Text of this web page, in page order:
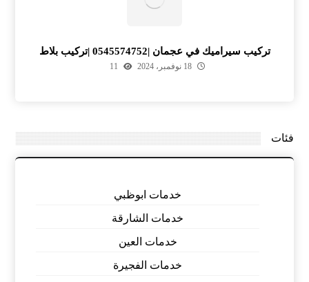
تركيب سيراميك في عجمان |0545574752 |تركيب بلاط
18 نوفمبر، 2024 11
فئات
خدمات ابوظبي
خدمات الشارقة
خدمات العين
خدمات الفجيرة